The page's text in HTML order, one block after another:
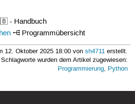
- Handbuch
Programmübersicht
12. Oktober 2025 18:00 vonsh4711 erstellt.
wurden dem Artikel zugewiesen:
Programmierung, Python